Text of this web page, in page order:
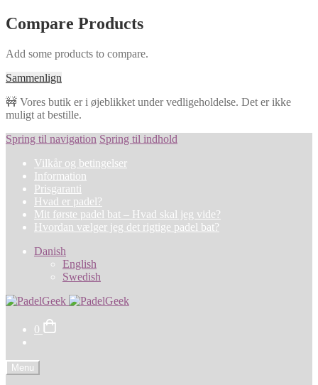
Compare Products
Add some products to compare.
Sammenlign
🚧 Vores butik er i øjeblikket under vedligeholdelse. Det er ikke
muligt at bestille.
Spring til navigation Spring til indhold
Vilkår og betingelser
Information
Prisgaranti
Hvad er padel?
Mit første padel bat – Hvad skal jeg vide?
Hvordan vælger jeg det rigtige padel bat?
Danish
English
Swedish
0
Menu